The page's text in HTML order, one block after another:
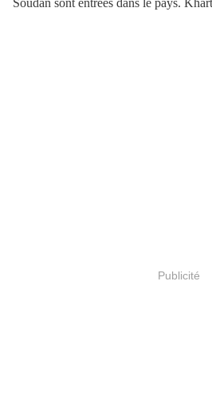
Soudan sont entrées dans le pays.
Publicité